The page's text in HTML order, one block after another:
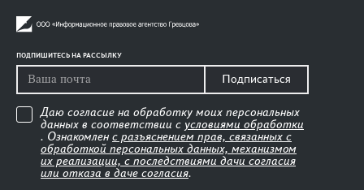
ПОДПИШИТЕСЬ НА РАССЫЛКУ
Подписаться
Даю согласие на обработку моих персональных
данных в соответствии с условиями обработки
. Ознакомлен с разъяснением прав, связанных с
обработкой персональных данных, механизмом
их реализации, с последствиями дачи согласия
или отказа в даче согласия.